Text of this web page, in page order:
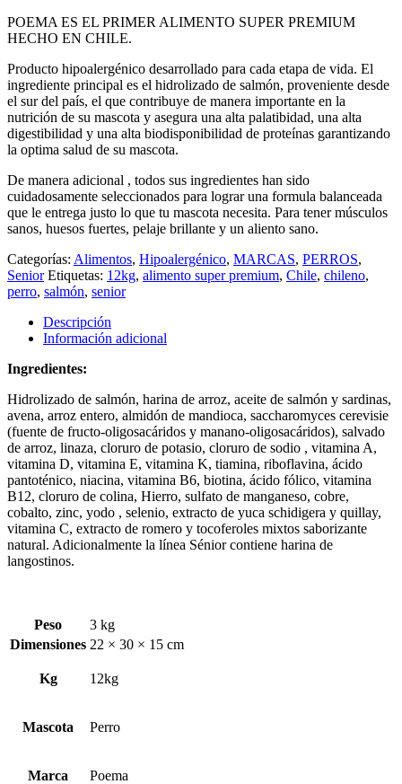
POEMA ES EL PRIMER ALIMENTO SUPER PREMIUM
HECHO EN CHILE.
Producto hipoalergénico desarrollado para cada etapa de vida. El
ingrediente principal es el hidrolizado de salmón, proveniente desde
el sur del país, el que contribuye de manera importante en la
nutrición de su mascota y asegura una alta palatibidad, una alta
digestibilidad y una alta biodisponibilidad de proteínas garantizando
la optima salud de su mascota.
De manera adicional , todos sus ingredientes han sido
cuidadosamente seleccionados para lograr una formula balanceada
que le entrega justo lo que tu mascota necesita. Para tener músculos
sanos, huesos fuertes, pelaje brillante y un aliento sano.
Categorías: Alimentos, Hipoalergénico, MARCAS, PERROS,
Senior Etiquetas: 12kg, alimento super premium, Chile, chileno,
perro, salmón, senior
Descripción
Información adicional
Ingredientes:
Hidrolizado de salmón, harina de arroz, aceite de salmón y sardinas,
avena, arroz entero, almidón de mandioca, saccharomyces cerevisie
(fuente de fructo-oligosacáridos y manano-oligosacáridos), salvado
de arroz, linaza, cloruro de potasio, cloruro de sodio , vitamina A,
vitamina D, vitamina E, vitamina K, tiamina, riboflavina, ácido
pantoténico, niacina, vitamina B6, biotina, ácido fólico, vitamina
B12, cloruro de colina, Hierro, sulfato de manganeso, cobre,
cobalto, zinc, yodo , selenio, extracto de yuca schidigera y quillay,
vitamina C, extracto de romero y tocoferoles mixtos saborizante
natural. Adicionalmente la línea Sénior contiene harina de
langostinos.
Peso
3 kg
Dimensiones 22 × 30 × 15 cm
Kg 12kg
Mascota Perro
Marca Poema